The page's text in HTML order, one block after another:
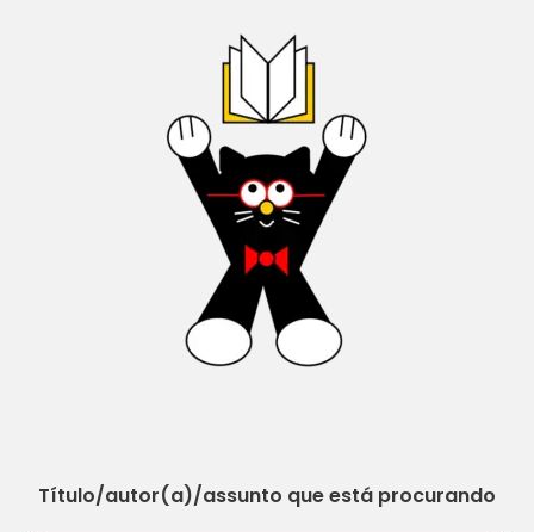
Título/autor(a)/assunto que está procurando